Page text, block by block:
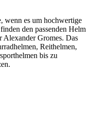
wenn es um hochwertige
den passenden Helm
Alexander Gromes. Das
Reithelmen,
bis zu